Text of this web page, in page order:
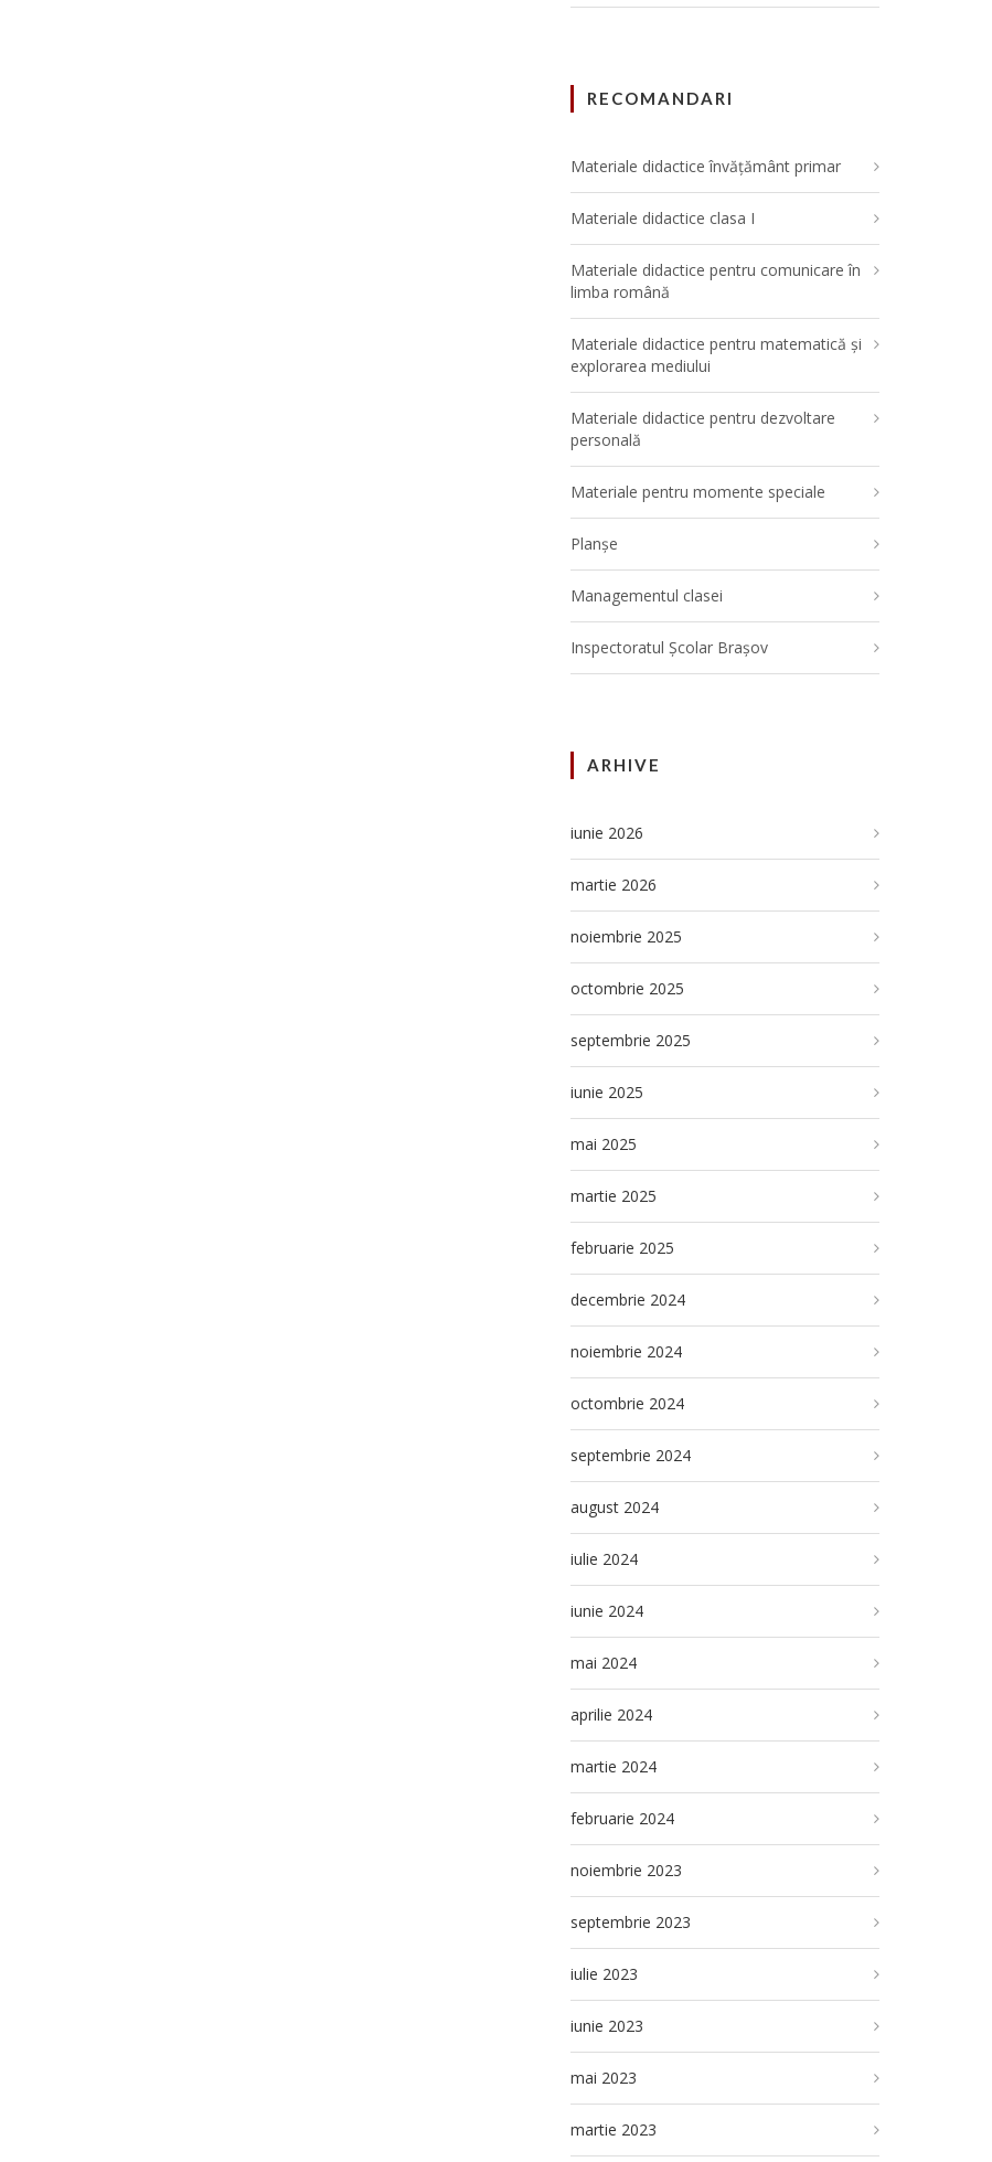
RECOMANDARI
Materiale didactice învățământ primar
Materiale didactice clasa I
Materiale didactice pentru comunicare în
limba română
Materiale didactice pentru matematică și
explorarea mediului
Materiale didactice pentru dezvoltare
personală
Materiale pentru momente speciale
Planșe
Managementul clasei
Inspectoratul Școlar Brașov
ARHIVE
iunie 2026
martie 2026
noiembrie 2025
octombrie 2025
septembrie 2025
iunie 2025
mai 2025
martie 2025
februarie 2025
decembrie 2024
noiembrie 2024
octombrie 2024
septembrie 2024
august 2024
iulie 2024
iunie 2024
mai 2024
aprilie 2024
martie 2024
februarie 2024
noiembrie 2023
septembrie 2023
iulie 2023
iunie 2023
mai 2023
martie 2023